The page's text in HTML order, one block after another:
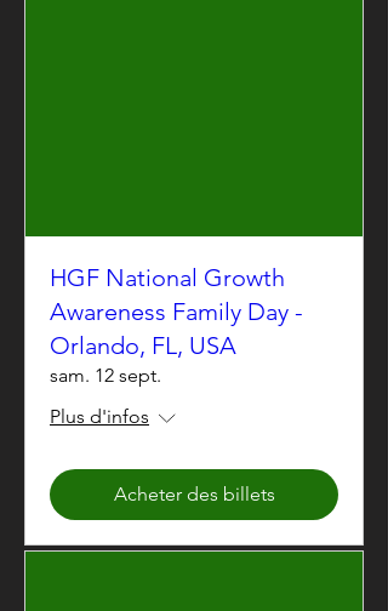
HGF National Growth
Awareness Family Day -
Orlando, FL, USA
sam. 12 sept.
Plus d'infos
Acheter des billets